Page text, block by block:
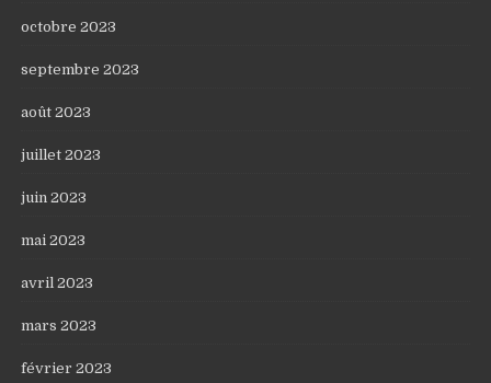
octobre 2023
septembre 2023
août 2023
juillet 2023
juin 2023
mai 2023
avril 2023
mars 2023
février 2023